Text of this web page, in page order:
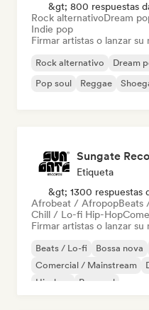
&gt; 800 respuestas
Rock alternativoDream
Indie pop
Firmar artistas o lanzar su
Rock alternativo Dream
Pop soul
Reggae
Sungate
Etiqueta
&gt; 1300 respuestas
Afrobeat / AfropopBeats
Chill / Lo-fi Hip-Hop
Firmar artistas o lanzar su
Beats / Lo-fi Bossa nova
Comercial / Mainstream
Hip-hop
Pop soul